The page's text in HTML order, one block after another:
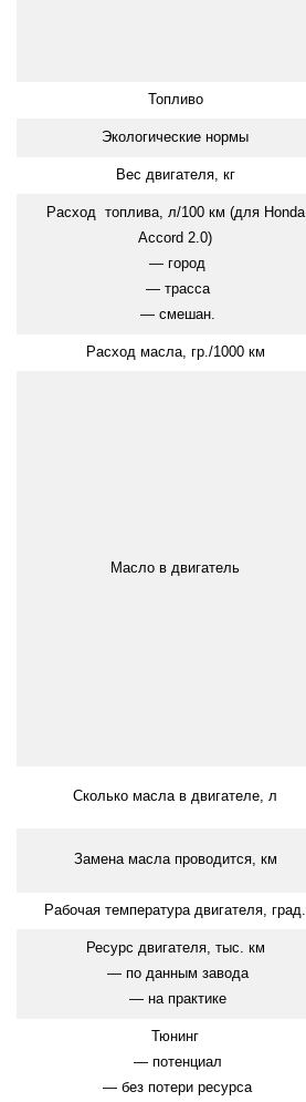
Топливо
Экологические нормы
Вес двигателя, кг
Расход топлива, л/100 км (для Honda
Accord 2.0)
— город
— трасса
— смешан.
Расход масла, гр./1000 км
Масло в двигатель
Сколько масла в двигателе, л
Замена масла проводится, км
Рабочая температура двигателя, град.
Ресурс двигателя, тыс. км
— по данным завода
— на практике
Тюнинг
— потенциал
— без потери ресурса